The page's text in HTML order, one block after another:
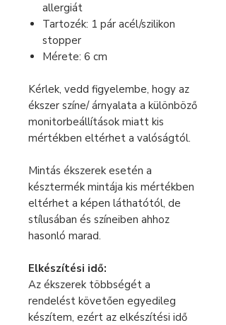
allergiát
Tartozék: 1 pár acél/szilikon
stopper
Mérete: 6 cm
Kérlek, vedd figyelembe, hogy az
ékszer színe/ árnyalata a különböző
monitorbeállítások miatt kis
mértékben eltérhet a valóságtól.
Mintás ékszerek esetén a
késztermék mintája kis mértékben
eltérhet a képen láthatótól, de
stílusában és színeiben ahhoz
hasonló marad.
Elkészítési idő:
Az ékszerek többségét a
rendelést követően egyedileg
készítem, ezért az elkészítési idő